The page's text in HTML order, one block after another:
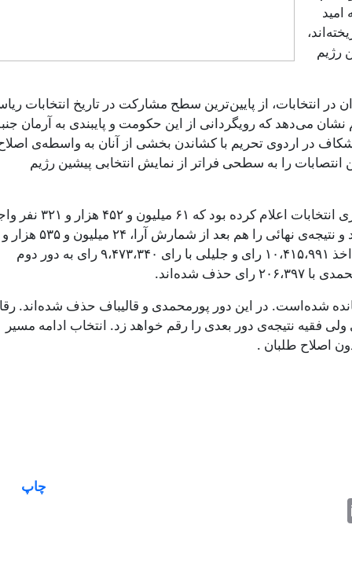
رژیم
شهروندان در انتخابات، از پایین‌ترین سطح مشارکت در تاریخ انتخابات
می‌دهد که رویگردانی از این حکومت و پایبندی به آرمان
در اردوی تحریم با کشاندن بخشی از آنان به واسطه‌ی
را به سطحی فراتر از نمایش انتخابی پیشین رژیم
وزارت کشور جمهوری اسلامی، پیش از برگزاری انتخابات اعلام کرده بود که ۶۱
شرایط رأی‌دادن در داخل و خارج کشور هستند و نتیجه‌ی نهائی را هم بعد از شمارش آرا، ۲۴ میلیون و ۵۳۵ هزار و
۱۸۵ رای اعلام کرده‌است. مسعود پزشکیان با اخذ ۱۰،۴۱۵،۹۹۱ رای و جلیلی با رای ۹،۴۷۳،۳۴۰ رای به دور دوم
۸ تیر به دور دوم کشانده‌ شده‌است. در این دور پورمحمدی و قالیباف حذف شده‌اند.
فقیه نتیجه‌ی دور بعدی را رقم خواهد زد. انتخاب ادامه مسیر
اصلاح طلبان .
چاپ